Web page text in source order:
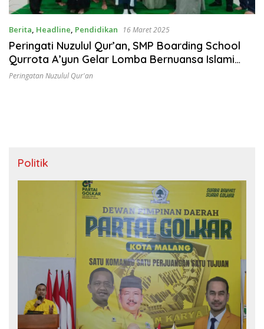
Berita, Headline, Pendidikan 16 Maret 2025
Peringati Nuzulul Qur’an, SMP Boarding School
Qurrota A’yun Gelar Lomba Bernuansa Islami
Tingkat Jatim
Peringatan Nuzulul Qur'an
Politik